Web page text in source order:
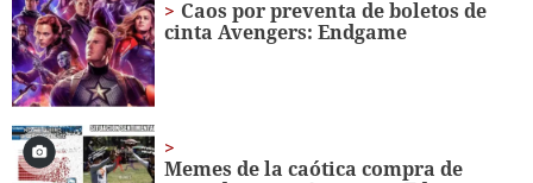
minute,
56
seconds
Caos por preventa de boletos de
cinta Avengers: Endgame
Memes de la caótica compra de